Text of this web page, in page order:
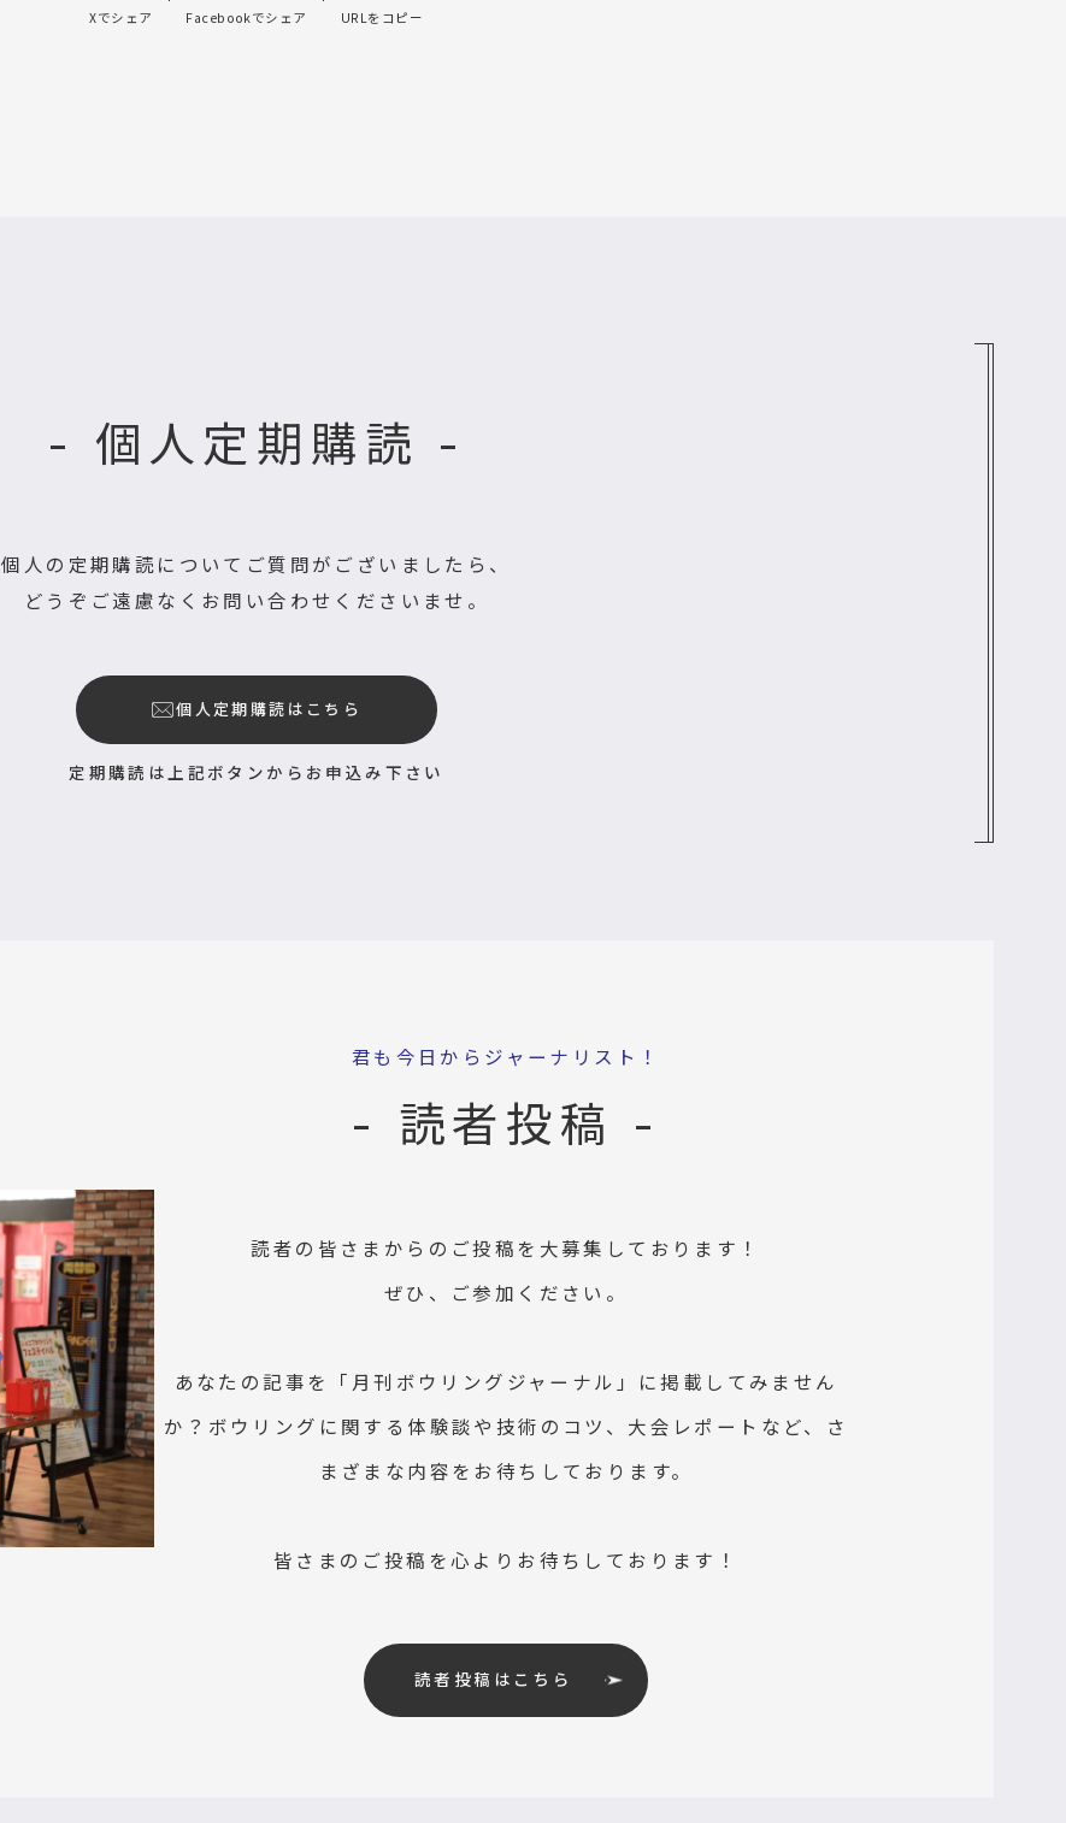
Xでシェア Facebookでシェア URLをコピー
- 個人定期購読 -
個人の定期購読についてご質問がございましたら、
どうぞご遠慮なくお問い合わせくださいませ。
個人定期購読はこちら
定期購読は上記ボタンからお申込み下さい
君も今日からジャーナリスト！
- 読者投稿 -
読者の皆さまからのご投稿を大募集しております！
ぜひ、ご参加ください。
あなたの記事を「月刊ボウリングジャーナル」に掲載してみません
か？ボウリングに関する体験談や技術のコツ、大会レポートなど、さ
まざまな内容をお待ちしております。
皆さまのご投稿を心よりお待ちしております！
読者投稿はこちら